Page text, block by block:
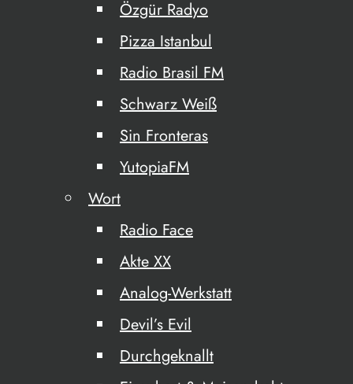
Özgür Radyo
Pizza Istanbul
Radio Brasil FM
Schwarz Weiß
Sin Fronteras
YutopiaFM
Wort
Radio Face
Akte XX
Analog-Werkstatt
Devil’s Evil
Durchgeknallt